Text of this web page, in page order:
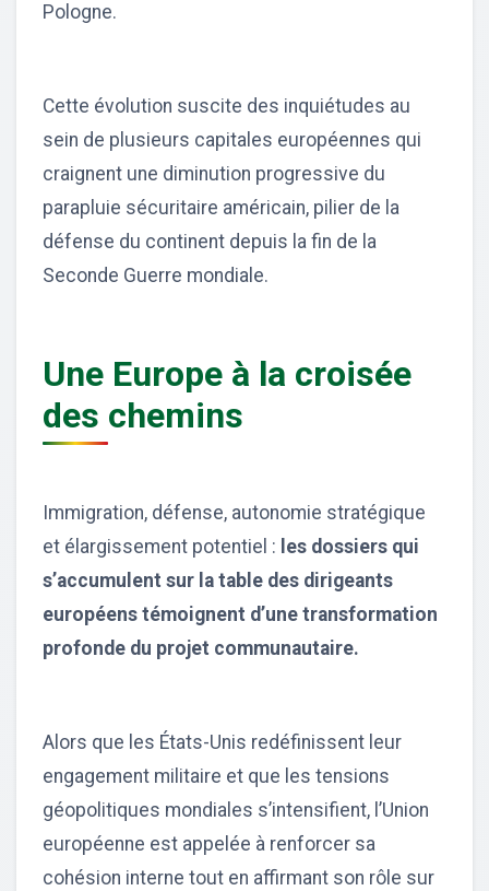
Pologne.
Cette évolution suscite des inquiétudes au
sein de plusieurs capitales européennes qui
craignent une diminution progressive du
parapluie sécuritaire américain, pilier de la
défense du continent depuis la fin de la
Seconde Guerre mondiale.
Une Europe à la croisée
des chemins
Immigration, défense, autonomie stratégique
et élargissement potentiel : les dossiers qui
s’accumulent sur la table des dirigeants
européens témoignent d’une transformation
profonde du projet communautaire.
Alors que les États-Unis redéfinissent leur
engagement militaire et que les tensions
géopolitiques mondiales s’intensifient, l’Union
européenne est appelée à renforcer sa
cohésion interne tout en affirmant son rôle sur